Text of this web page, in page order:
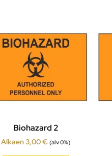
Biohazard 2
Alkaen3,00€ (alv 0%)